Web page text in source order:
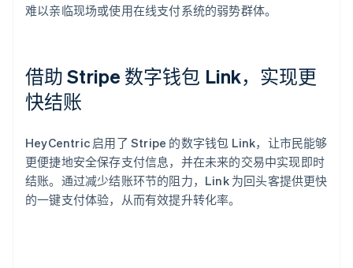
难以亲临现场或使用在线支付系统的弱势群体。
借助 Stripe 数字钱包 Link，实现更
快结账
HeyCentric 启用了 Stripe 的数字钱包 Link，让市民能够
更便捷地安全保存支付信息，并在未来的交易中实现即时
结账。通过减少结账环节的阻力，Link 为回头客提供更快
的一键支付体验，从而有效提升转化率。